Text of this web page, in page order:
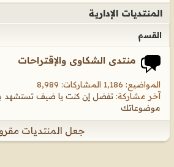
المنتديات الإدارية
القسم
منتدى الشكاوى والإقتراحات
المواضيع: 1,186 المشاركات: 8,989
آخر مشاركة: تفضل إن كنت يا ضيف تستشهد
موضوعاتك
جعل المنتديات